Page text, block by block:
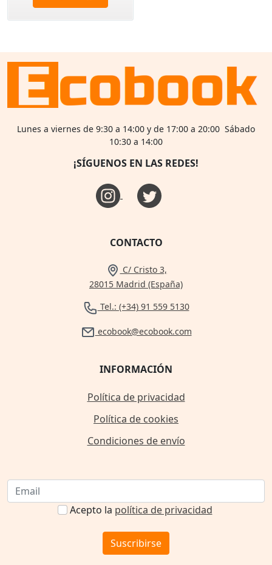
Lunes a viernes de 9:30 a 14:00 y de 17:00 a 20:00 Sábado
10:30 a 14:00
¡SÍGUENOS EN LAS REDES!
CONTACTO
C/ Cristo 3,
28015 Madrid (España)
Tel.: (+34) 91 559 5130
ecobook@ecobook.com
INFORMACIÓN
Política de privacidad
Política de cookies
Condiciones de envío
Acepto la política de privacidad
Suscribirse